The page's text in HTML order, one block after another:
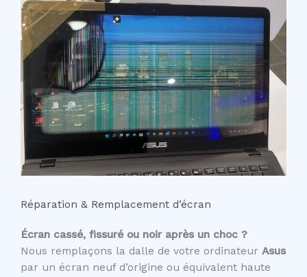
Réparation & Remplacement d’écran
Écran cassé, fissuré ou noir après un choc ?
Nous remplaçons la dalle de votre ordinateur Asus
par un écran neuf d’origine ou équivalent haute